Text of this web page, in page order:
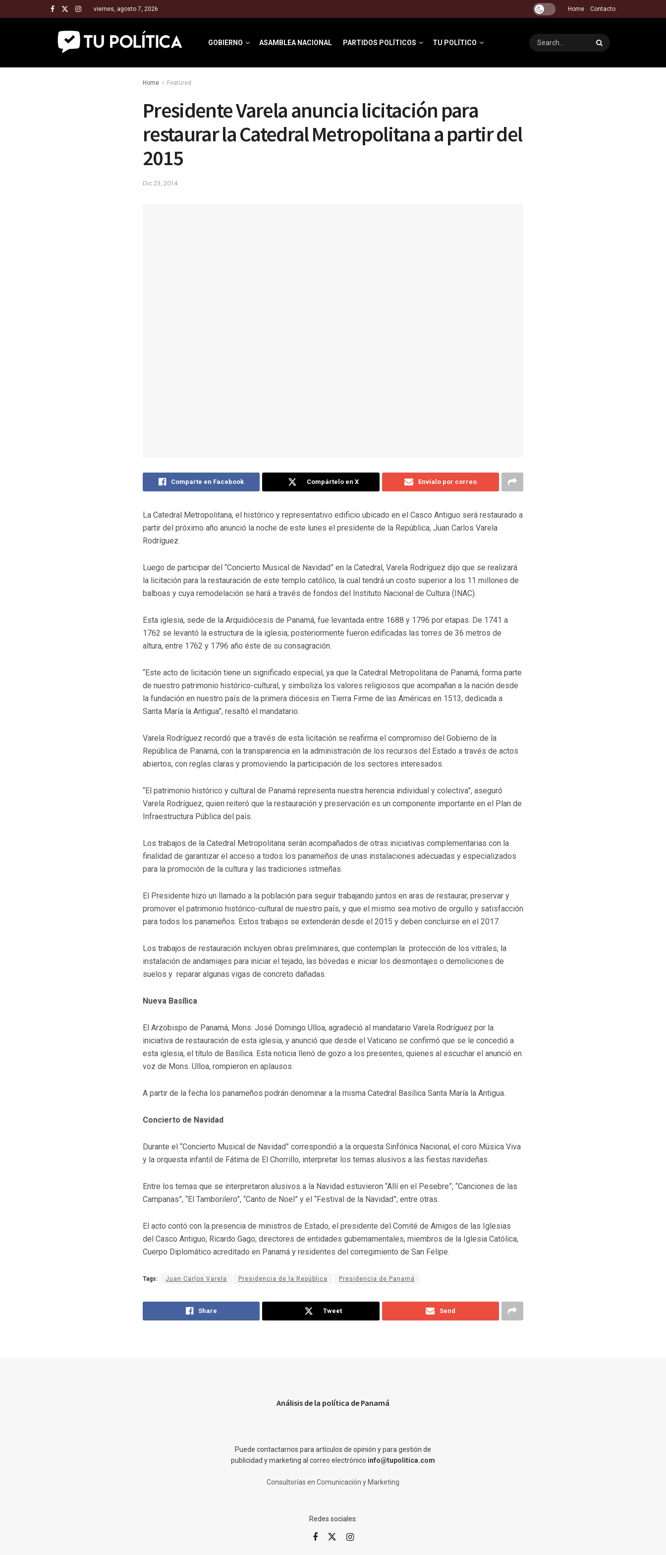
viernes, agosto 7, 2026 Home Contacto
GOBIERNO ASAMBLEA NACIONAL PARTIDOS POLÍTICOS TU POLÍTICO
Home Featured
Presidente Varela anuncia licitación para
restaurar la Catedral Metropolitana a partir del
2015
Dic 23, 2014
Comparte en Facebook Compártelo en X Envíalo por correo
La Catedral Metropolitana, el histórico y representativo edificio ubicado en el Casco Antiguo será restaurado a
partir del próximo año anunció la noche de este lunes el presidente de la República, Juan Carlos Varela
Rodríguez.
Luego de participar del “Concierto Musical de Navidad” en la Catedral, Varela Rodríguez dijo que se realizará
la licitación para la restauración de este templo católico, la cual tendrá un costo superior a los 11 millones de
balboas y cuya remodelación se hará a través de fondos del Instituto Nacional de Cultura (INAC).
Esta iglesia, sede de la Arquidiócesis de Panamá, fue levantada entre 1688 y 1796 por etapas. De 1741 a
1762 se levantó la estructura de la iglesia; posteriormente fueron edificadas las torres de 36 metros de
altura, entre 1762 y 1796 año éste de su consagración.
“Este acto de licitación tiene un significado especial, ya que la Catedral Metropolitana de Panamá, forma parte
de nuestro patrimonio histórico-cultural, y simboliza los valores religiosos que acompañan a la nación desde
la fundación en nuestro país de la primera diócesis en Tierra Firme de las Américas en 1513, dedicada a
Santa María la Antigua”, resaltó el mandatario.
Varela Rodríguez recordó que a través de esta licitación se reafirma el compromiso del Gobierno de la
República de Panamá, con la transparencia en la administración de los recursos del Estado a través de actos
abiertos, con reglas claras y promoviendo la participación de los sectores interesados.
“El patrimonio histórico y cultural de Panamá representa nuestra herencia individual y colectiva”, aseguró
Varela Rodríguez, quien reiteró que la restauración y preservación es un componente importante en el Plan de
Infraestructura Pública del país.
Los trabajos de la Catedral Metropolitana serán acompañados de otras iniciativas complementarias con la
finalidad de garantizar el acceso a todos los panameños de unas instalaciones adecuadas y especializados
para la promoción de la cultura y las tradiciones istmeñas.
El Presidente hizo un llamado a la población para seguir trabajando juntos en aras de restaurar, preservar y
promover el patrimonio histórico-cultural de nuestro país, y que el mismo sea motivo de orgullo y satisfacción
para todos los panameños. Estos trabajos se extenderán desde el 2015 y deben concluirse en el 2017.
Los trabajos de restauración incluyen obras preliminares, que contemplan la protección de los vitrales, la
instalación de andamiajes para iniciar el tejado, las bóvedas e iniciar los desmontajes o demoliciones de
suelos y reparar algunas vigas de concreto dañadas.
Nueva Basílica
El Arzobispo de Panamá, Mons. José Domingo Ulloa, agradeció al mandatario Varela Rodríguez por la
iniciativa de restauración de esta iglesia, y anunció que desde el Vaticano se confirmó que se le concedió a
esta iglesia, el título de Basílica. Esta noticia llenó de gozo a los presentes, quienes al escuchar el anunció en
voz de Mons. Ulloa, rompieron en aplausos.
A partir de la fecha los panameños podrán denominar a la misma Catedral Basílica Santa María la Antigua.
Concierto de Navidad
Durante el “Concierto Musical de Navidad” correspondió a la orquesta Sinfónica Nacional, el coro Música Viva
y la orquesta infantil de Fátima de El Chorrillo, interpretar los temas alusivos a las fiestas navideñas.
Entre los temas que se interpretaron alusivos a la Navidad estuvieron “Allí en el Pesebre”, “Canciones de las
Campanas”, “El Tamborilero”, “Canto de Noel” y el “Festival de la Navidad”; entre otras.
El acto contó con la presencia de ministros de Estado, el presidente del Comité de Amigos de las Iglesias
del Casco Antiguo, Ricardo Gago; directores de entidades gubernamentales, miembros de la Iglesia Católica,
Cuerpo Diplomático acreditado en Panamá y residentes del corregimiento de San Felipe.
Tags: Juan Carlos Varela Presidencia de la República Presidencia de Panamá
Share Tweet Send
Análisis de la política de Panamá
Puede contactarnos para artículos de opinión y para gestión de
publicidad y marketing al correo electrónico info@tupolitica.com
Consultorías en Comunicación y Marketing
Redes sociales: